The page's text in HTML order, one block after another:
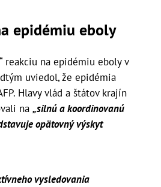
epidémiu eboly
reakciu na epidémiu eboly v
uviedol, že epidémia
Hlavy vlád a štátov krajín
na „silnú a koordinovanú
opätovný výskyt
vysledovania